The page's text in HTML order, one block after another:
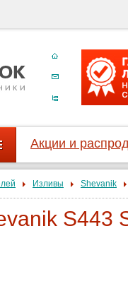
Акции и
Изливы Shevanik
S443